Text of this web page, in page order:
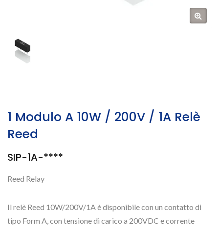
1 Modulo A 10W / 200V / 1A Relè
Reed
SIP-1A-****
Reed Relay
Il relè Reed 10W/200V/1A è disponibile con un contatto di
tipo Form A, con tensione di carico a 200VDC e corrente